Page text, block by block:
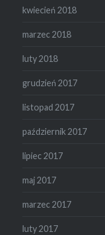
kwiecień 2018
marzec 2018
luty 2018
grudzień 2017
listopad 2017
październik 2017
lipiec 2017
maj 2017
marzec 2017
luty 2017